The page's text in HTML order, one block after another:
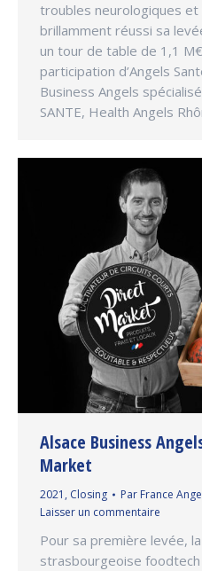
troubles neurologiques et
brillamment réussi sa
un tour de table de 1,1
participation d’Angels
Business Angels
SANTE, Health Angels
Alsace Business
Market
2021 , Closing Par France
Laisser un commentaire
Pour sa première levée,
strasbourgeoise